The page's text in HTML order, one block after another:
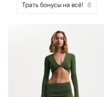
Трать бонусы на всё! 8